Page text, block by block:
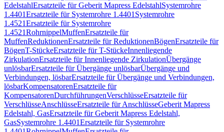
EdelstahlErsatzteile für Geberit Mapress EdelstahlSystemrohre
1.4401Ersatzteile für Systemrohre 1.4401 Systemrohre
1.4521Ersatzteile für Systemrohre
1.4521RohrnippelMuffenErsatzteile für
MuffenReduktionenErsatzteile für ReduktionenBögenErsatzteile für
BögenT-StückeErsatzteile für T-StückeInnenliegende
ZirkulationErsatzteile für Innenliegende ZirkulationÜbergänge
unlösbarErsatzteile für Übergänge unlösbarÜbergänge und
Verbindungen, lösbarErsatzteile für Übergänge und Verbindungen,
lösbarKompensatorenErsatzteile für
KompensatorenDurchführungenVerschlüsseErsatzteile für
VerschlüsseAnschlüsseErsatzteile für AnschlüsseGeberit Mapress
Edelstahl, GasErsatzteile für Geberit Mapress Edelstahl,
GasSystemrohre 1.4401Ersatzteile für Systemrohre